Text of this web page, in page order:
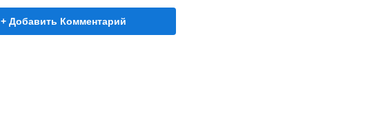
+ Добавить Комментарий